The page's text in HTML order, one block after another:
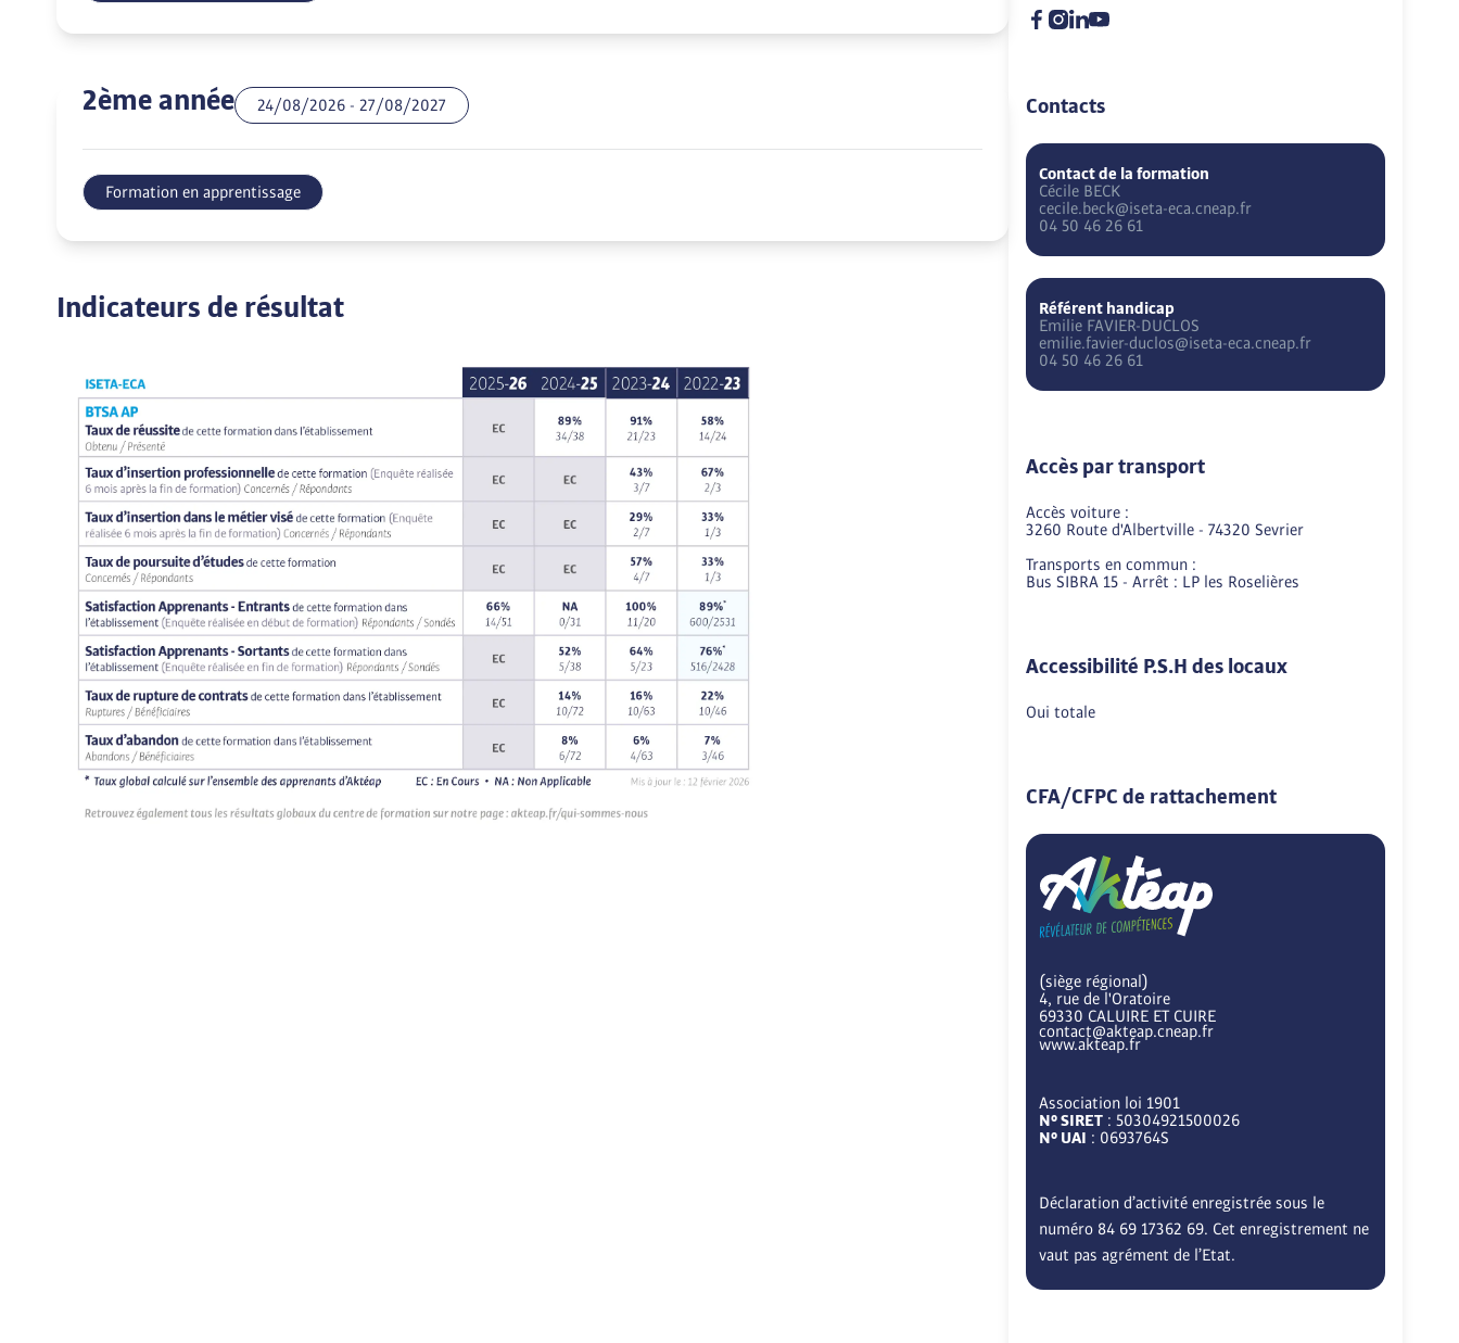
2ème année 24/08/2026 - 27/08/2027
Formation en apprentissage
Indicateurs de résultat
Contacts
Contact de la formation
Cécile BECK
cecile.beck@iseta-eca.cneap.fr
04 50 46 26 61
Référent handicap
Emilie FAVIER-DUCLOS
emilie.favier-duclos@iseta-eca.cneap.fr
04 50 46 26 61
Accès par transport
Accès voiture :
3260 Route d'Albertville - 74320 Sevrier
Transports en commun :
Accessibilité P.S.H des locaux
Oui totale
CFA/CFPC de rattachement
(siège régional)
4, rue de l'Oratoire
69330 CALUIRE ET CUIRE
contact@akteap.cneap.fr
www.akteap.fr
Association loi 1901
N° SIRET : 50304921500026
N° UAI : 0693764S
Déclaration d’activité enregistrée sous le
numéro 84 69 17362 69. Cet enregistrement ne
vaut pas agrément de l’Etat.